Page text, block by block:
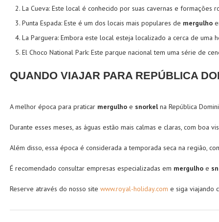
La Cueva: Este local é conhecido por suas cavernas e formações
Punta Espada: Este é um dos locais mais populares de mergulho
La Parguera: Embora este local esteja localizado a cerca de uma
El Choco National Park: Este parque nacional tem uma série de
QUANDO VIAJAR PARA REPÚBLICA
A melhor época para praticar mergulho e snorkelna República
Durante esses meses, as águas estão mais calmas e claras, com boa
Além disso, essa época é considerada a temporada seca na região,
É recomendado consultar empresas especializadas em mergulho e
Reserve através do nosso site www.royal-holiday.com e siga viajando